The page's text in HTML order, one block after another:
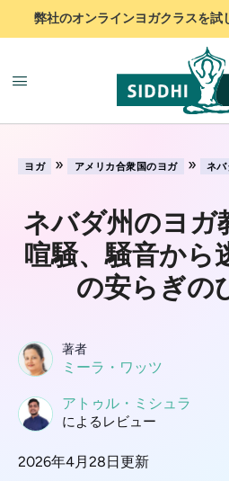
弊社のオンラインヨガクラスを試
ヨガ » アメリカ合衆国のヨガ » ネ
ネバダ州のヨガ
喧騒、騒音から
の安らぎの
著者
ミーラ・ワッツ
アトゥル・ミシュラ
によるレビュー
2026年4月28日更新